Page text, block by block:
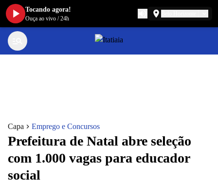
Capa Emprego e Concursos
Prefeitura de Natal abre seleção
com 1.000 vagas para educador
social
Tocando agora!
Ouça ao vivo /24h